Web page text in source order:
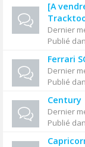
[A
Dernier
Publié
Ferrari
Dernier
Publié
Century
Dernier
Publié